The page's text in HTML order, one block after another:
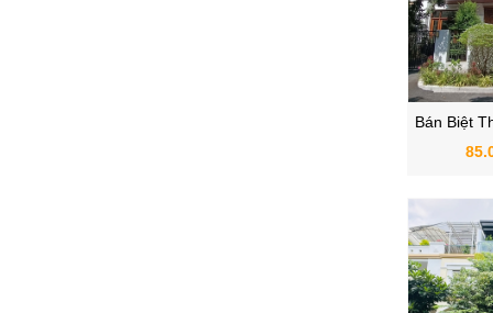
Bán Biệt
Hưng